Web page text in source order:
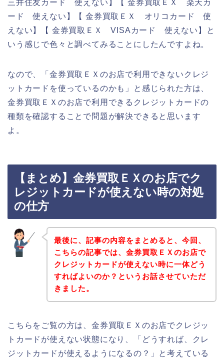
三井住友カード 使えない】【 金券買取ＥＸ 楽天カ
ード 使えない】【 金券買取ＥＸ オリコカード 使
えない】【 金券買取ＥＸ VISAカード 使えない】と
いう感じで色々と調べてみることにしたんですよね。
なので、「金券買取ＥＸのお店で利用できないクレジ
ットカードを使っているのかも」と感じられた方は、
金券買取ＥＸのお店で利用できるクレジットカードの
種類を確認することで問題が解決できると思います
よ。
【まとめ】金券買取ＥＸのお店でク
レジットカードが使えない時の対処
の仕方
最後に、記事の内容をまとめると、今回、
こちらの記事では、金券買取ＥＸのお店で
クレジットカードが使えない時に一体どう
すればよいのか？というお話させていただ
きました。
こちらをご覧の方は、金券買取ＥＸのお店でクレジッ
トカードが使えない状態になり、「どうすれば、クレ
ジットカードが使えるようになるの？」と考えている